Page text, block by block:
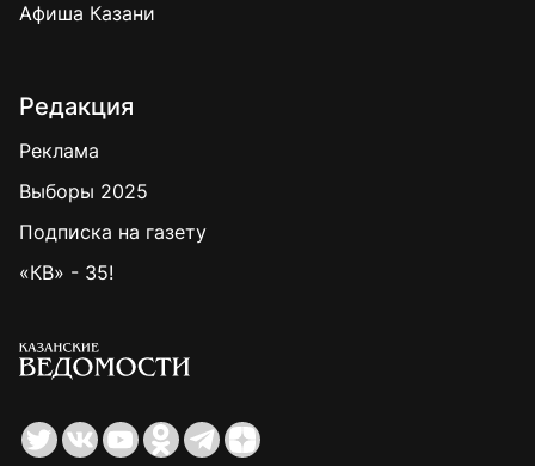
Афиша Казани
Редакция
Реклама
Выборы 2025
Подписка на газету
«КВ» - 35!